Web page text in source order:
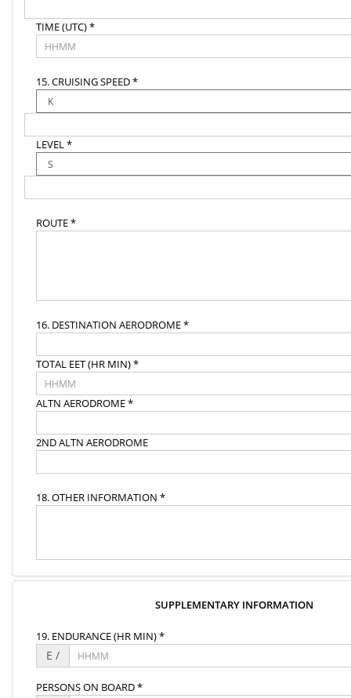
TIME (UTC) *
15. CRUISING SPEED *
LEVEL *
ROUTE *
16. DESTINATION AERODROME *
TOTAL EET (HR MIN) *
ALTN AERODROME *
2ND ALTN AERODROME
18. OTHER INFORMATION *
SUPPLEMENTARY INFORMATION
19. ENDURANCE (HR MIN) *
E /
PERSONS ON BOARD *